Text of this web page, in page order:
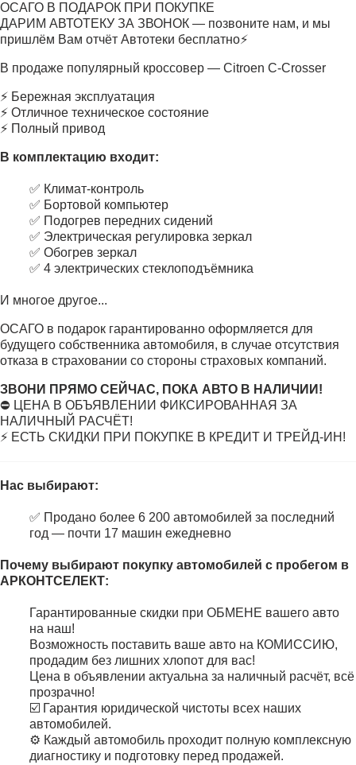
ОСАГО В ПОДАРОК ПРИ ПОКУПКЕ
ДАРИМ АВТОТЕКУ ЗА ЗВОНОК — позвоните нам, и мы
пришлём Вам отчёт Автотеки бесплатно⚡
В продаже популярный кроссовер — Citroen C-Crosser
⚡ Бережная эксплуатация
⚡ Отличное техническое состояние
⚡ Полный привод
В комплектацию входит:
✅ Климат-контроль
✅ Бортовой компьютер
✅ Подогрев передних сидений
✅ Электрическая регулировка зеркал
✅ Обогрев зеркал
✅ 4 электрических стеклоподъёмника
И многое другое...
ОСАГО в подарок гарантированно оформляется для
будущего собственника автомобиля, в случае отсутствия
отказа в страховании со стороны страховых компаний.
ЗВОНИ ПРЯМО СЕЙЧАС, ПОКА АВТО В НАЛИЧИИ!
⛔ ЦЕНА В ОБЪЯВЛЕНИИ ФИКСИРОВАННАЯ ЗА
НАЛИЧНЫЙ РАСЧЁТ!
⚡ ЕСТЬ СКИДКИ ПРИ ПОКУПКЕ В КРЕДИТ И ТРЕЙД-ИН!
Нас выбирают:
✅ Продано более 6 200 автомобилей за последний
год — почти 17 машин ежедневно
Почему выбирают покупку автомобилей с пробегом в
АРКОНТСЕЛЕКТ:
Гарантированные скидки при ОБМЕНЕ вашего авто
на наш!
Возможность поставить ваше авто на КОМИССИЮ,
продадим без лишних хлопот для вас!
Цена в объявлении актуальна за наличный расчёт, всё
прозрачно!
☑️ Гарантия юридической чистоты всех наших
автомобилей.
⚙️ Каждый автомобиль проходит полную комплексную
диагностику и подготовку перед продажей.